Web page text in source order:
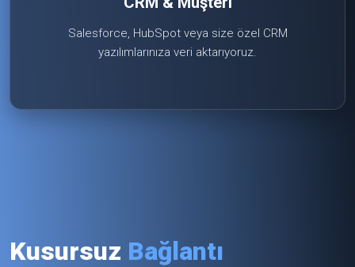
Salesforce, HubSpot veya size özel CRM
yazılımlarınıza veri aktarıyoruz.
Kusursuz Bağlantı